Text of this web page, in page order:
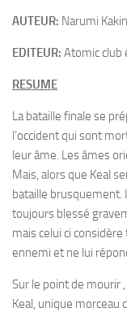
AUTEUR: Narumi
EDITEUR: Atomic club
RESUME
La bataille finale se
l’occident qui sont
leur âme. Les âmes
Mais, alors que Keal
bataille brusquement.
toujours blessé
mais celui ci
ennemi et ne lui
Sur le point de mourir
Keal, unique morceau